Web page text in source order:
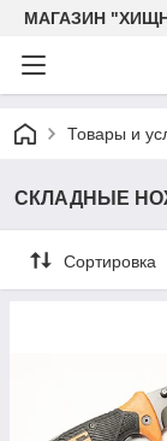
МАГАЗИН
Товары и
СКЛАДНЫЕ
Сортировка